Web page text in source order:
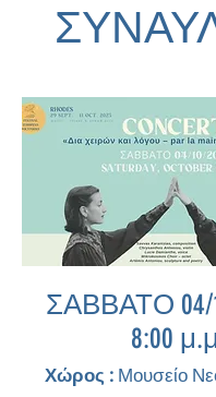
ΣΑΒΒΑΤΟ 04/
8:00 μ.μ
Χώρος : Μουσείο